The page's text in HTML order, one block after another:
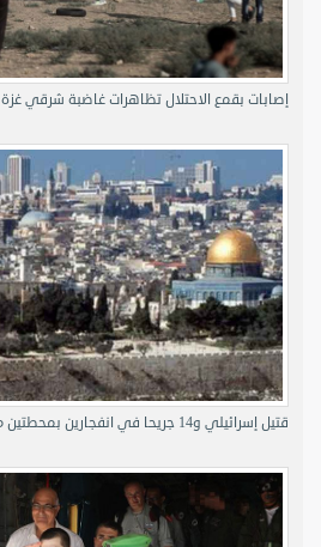
إصابات بقمع الاحتلال تظاهرات غاضبة شرقي
قتيل إسرائيلي و14 جريحا في انفجارين بمحطتين متقاربتين للحافلات في القدس